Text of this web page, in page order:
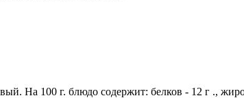
На 100 г. блюдо содержит: белков - 12 г .,